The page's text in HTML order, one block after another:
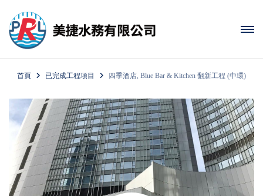
首頁 已完成工程項目 四季酒店, Blue Bar & Kitchen 翻新工程 (中環)